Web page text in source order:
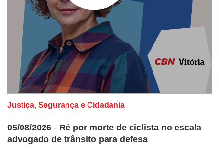
Justiça, Segurança e Cidadania
05/08/2026 - Ré por morte de ciclista no escala
advogado de trânsito para defesa